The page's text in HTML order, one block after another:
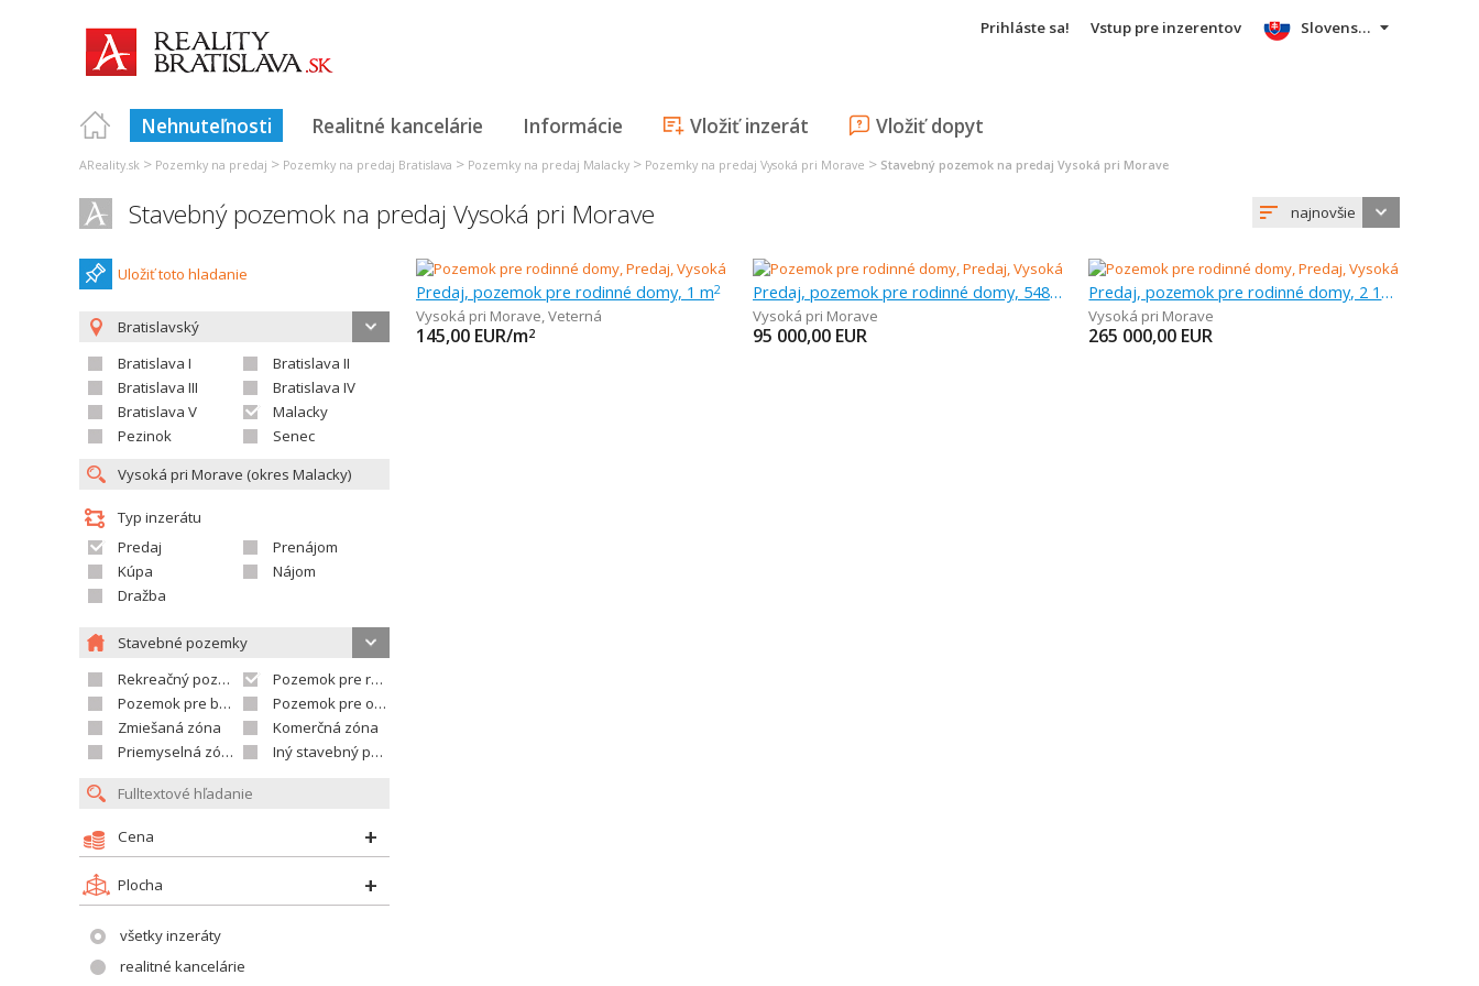
Prihláste sa! Vstup pre inzerentov
Nehnuteľnosti Realitné kancelárie Informácie Vložiť inzerát Vložiť dopyt
Slovensky
AReality.sk > Pozemky na predaj > Pozemky na predaj Bratislava > Pozemky na predaj Malacky > Pozemky na predaj Vysoká pri Morave > Stavebný pozemok na predaj Vysoká pri Morave
Stavebný pozemok na predaj Vysoká pri Morave najnovšie
Uložiť toto hladanie
Bratislavský
Bratislava I
Bratislava II
Bratislava III
Bratislava IV
Bratislava V
Malacky
Pezinok
Senec
Typ inzerátu
Predaj
Prenájom
Kúpa
Nájom
Dražba
Stavebné pozemky
Rekreačný pozemok
Pozemok pre rodinné domy
Pozemok pre bytovú výstavbu
Pozemok pre občian.vybavenosť
Zmiešaná zóna
Komerčná zóna
Priemyselná zóna
Iný stavebný pozemok
Cena
Plocha
všetky inzeráty
realitné kancelárie
Predaj, pozemok pre rodinné domy, 1 m2
Vysoká pri Morave,Veterná
145,00 EUR/m2
Predaj, pozemok pre rodinné domy, 548 m
Vysoká pri Morave
95 000,00 EUR
Predaj, pozemok pre rodinné domy, 2 190 m
Vysoká pri Morave
265 000,00 EUR